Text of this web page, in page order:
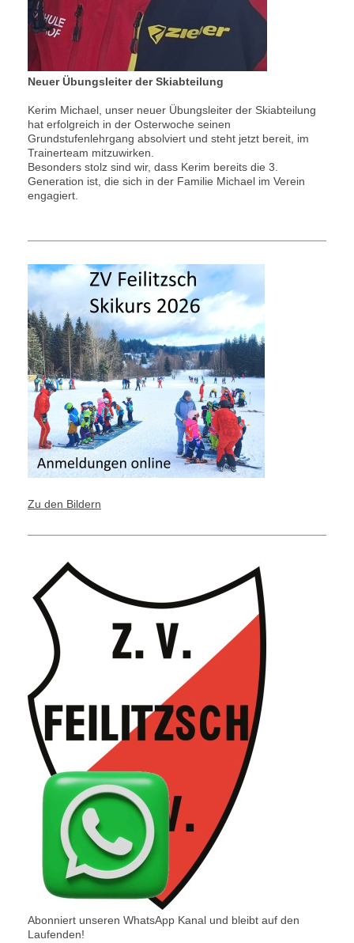
Neuer Übungsleiter der Skiabteilung
Kerim Michael, unser neuer Übungsleiter der Skiabteilung
hat erfolgreich in der Osterwoche seinen
Grundstufenlehrgang absolviert und steht jetzt bereit, im
Trainerteam mitzuwirken.
Besonders stolz sind wir, dass Kerim bereits die 3.
Generation ist, die sich in der Familie Michael im Verein
engagiert.
Zu den Bildern
Abonniert unseren WhatsApp Kanal und bleibt auf den
Laufenden!